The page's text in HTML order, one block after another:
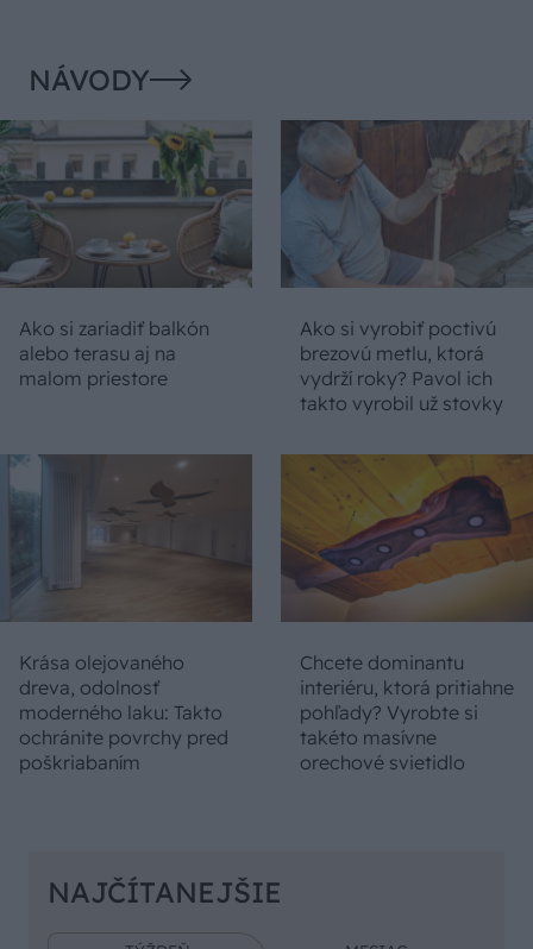
NÁVODY
Ako si zariadiť balkón
alebo terasu aj na
malom priestore
Ako si vyrobiť poctivú
brezovú metlu, ktorá
vydrží roky? Pavol ich
takto vyrobil už stovky
Krása olejovaného
dreva, odolnosť
moderného laku: Takto
ochránite povrchy pred
poškriabaním
Chcete dominantu
interiéru, ktorá pritiahne
pohľady? Vyrobte si
takéto masívne
orechové svietidlo
NAJČÍTANEJŠIE